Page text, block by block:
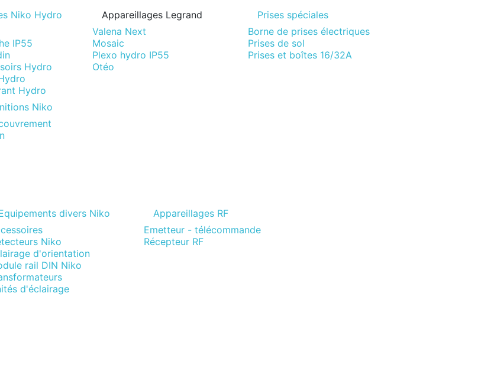
Niko Hydro
IP55
Hydro
Hydro
Niko
Appareillages Legrand
Valena Next
Mosaic
Plexo hydro IP55
Otéo
Prises spéciales
Borne de prises électriques
Prises de sol
Prises et boîtes 16/32A
divers Niko
Niko
d'orientation
rail DIN Niko
d'éclairage
Appareillages RF
Emetteur - télécommande
Récepteur RF